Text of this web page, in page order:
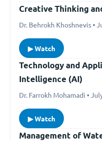
Creative Thinking
Dr. Behrokh Khoshnevis •
▶ Watch
Technology and
Intelligence (AI)
Dr. Farrokh Mohamadi •
▶ Watch
Management of